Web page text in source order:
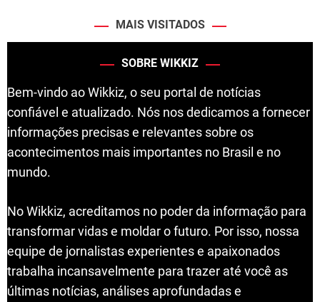
MAIS VISITADOS
SOBRE WIKKIZ
Bem-vindo ao Wikkiz, o seu portal de notícias
confiável e atualizado. Nós nos dedicamos a fornecer
informações precisas e relevantes sobre os
acontecimentos mais importantes no Brasil e no
mundo.
No Wikkiz, acreditamos no poder da informação para
transformar vidas e moldar o futuro. Por isso, nossa
equipe de jornalistas experientes e apaixonados
trabalha incansavelmente para trazer até você as
últimas notícias, análises aprofundadas e